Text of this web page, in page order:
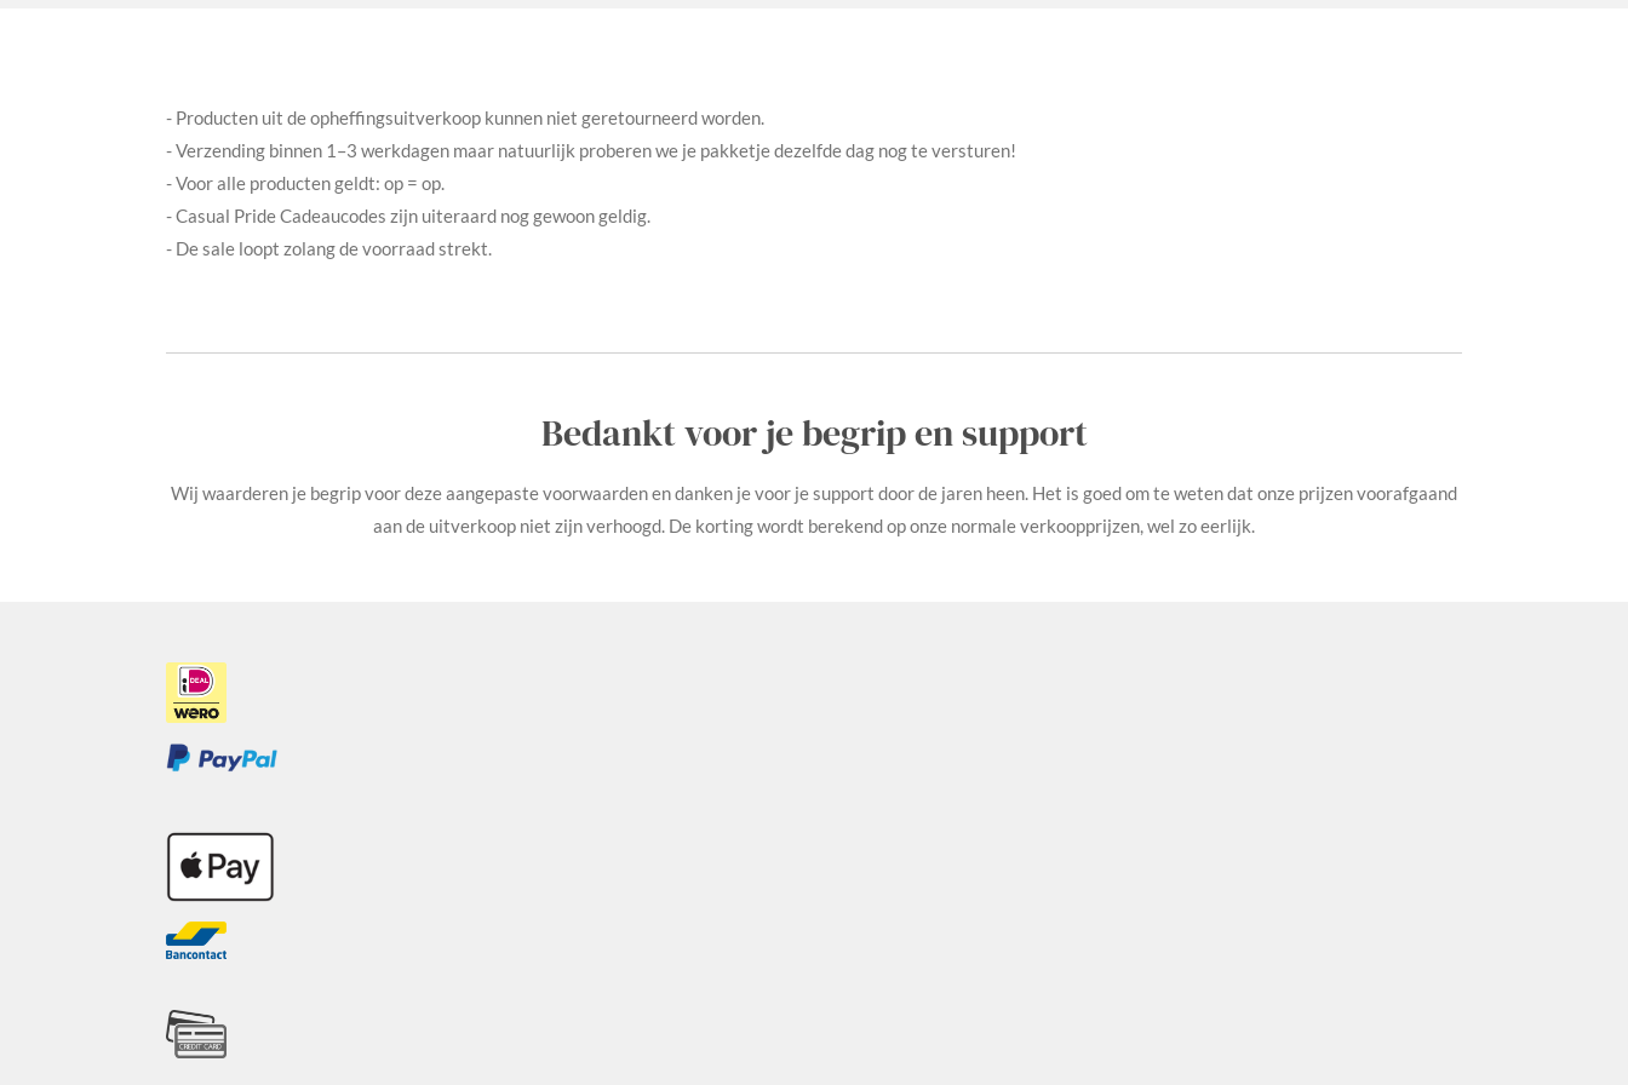
- Producten uit de opheffingsuitverkoop kunnen niet geretourneerd worden.
- Verzending binnen 1–3 werkdagen maar natuurlijk proberen we je pakketje dezelfde dag nog te versturen!
- Voor alle producten geldt: op = op.
- Casual Pride Cadeaucodes zijn uiteraard nog gewoon geldig.
- De sale loopt zolang de voorraad strekt.
Bedankt voor je begrip en support
Wij waarderen je begrip voor deze aangepaste voorwaarden en danken je voor je support door de jaren heen. Het is goed om te weten dat onze prijzen voorafgaand
aan de uitverkoop niet zijn verhoogd. De korting wordt berekend op onze normale verkoopprijzen, wel zo eerlijk.